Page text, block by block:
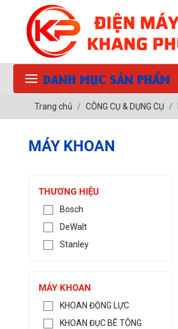
DANH MỤC SẢN PHẨM
Trang chủ CÔNG CỤ & DỤNG CỤ
MÁY KHOAN
THƯƠNG HIỆU
Bosch
DeWalt
Stanley
MÁY KHOAN
KHOAN ĐỘNG LỰC
KHOAN ĐỤC BÊ TÔNG